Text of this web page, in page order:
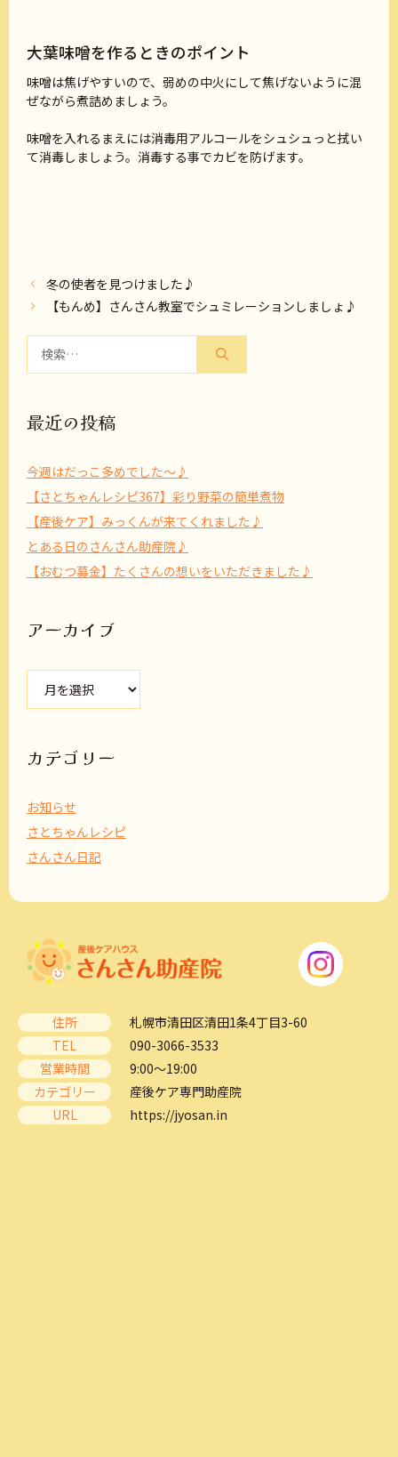
大葉味噌を作るときのポイント
味噌は焦げやすいので、弱めの中火にして焦げないように混
ぜながら煮詰めましょう。
味噌を入れるまえには消毒用アルコールをシュシュっと拭い
て消毒しましょう。消毒する事でカビを防げます。
冬の使者を見つけました♪
【もんめ】さんさん教室でシュミレーションしましょ♪
最近の投稿
今週はだっこ多めでした～♪
【さとちゃんレシピ367】彩り野菜の簡単煮物
【産後ケア】みっくんが来てくれました♪
とある日のさんさん助産院♪
【おむつ募金】たくさんの想いをいただきました♪
アーカイブ
カ
ブ
カテゴリー
お知らせ
さとちゃんレシピ
さんさん日記
住所
札幌市清田区清田1条4丁目3-60
TEL
090-3066-3533
営業時間
9:00～19:00
カテゴリー
産後ケア専門助産院
URL
https://jyosan.in